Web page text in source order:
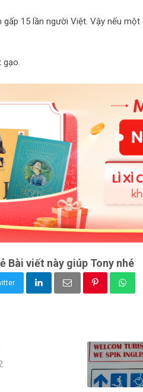
15 lần người Việt. Vậy nếu
gạo.
Bài viết này giúp Tony nhé